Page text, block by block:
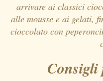
arrivare ai classici
alle mousse e ai gelati,
cioccolato con
Consigli